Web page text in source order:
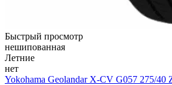
Быстрый просмотр
нешипованная
Летние
нет
Yokohama Geolandar X-CV G057 275/40